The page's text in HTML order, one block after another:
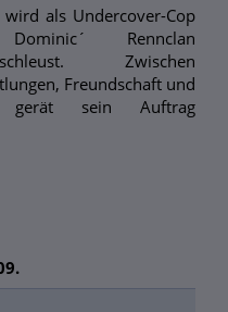
wird als Undercover-Cop
Rennclan
Zwischen
Freundschaft und
gerät sein Auftrag